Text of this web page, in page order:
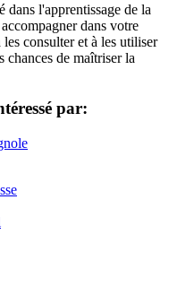
dans l'apprentissage de la
dans votre
consulter et à les utiliser
chances de maîtriser la
par: